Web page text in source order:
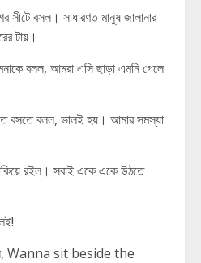
সীটে বসল। সাধারণত মানুষ জালানার
টায়।
বলল, আমরা এসি ছাড়া এমনি গেলে
বসতে বলল, ভালই হয়। আমার সমস্যা
রইল। সবাই একে একে উঠতে
Wanna sit beside the